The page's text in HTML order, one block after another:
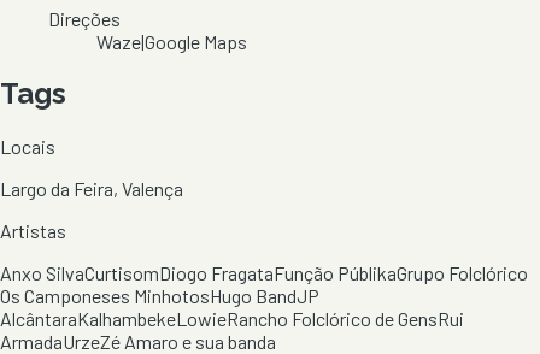
Direções
Waze|Google Maps
Tags
Locais
Largo da Feira, Valença
Artistas
Anxo SilvaCurtisomDiogo FragataFunção PúblikaGrupo Folclórico
Os Camponeses MinhotosHugo BandJP
AlcântaraKalhambekeLowieRancho Folclórico de GensRui
ArmadaUrzeZé Amaro e sua banda